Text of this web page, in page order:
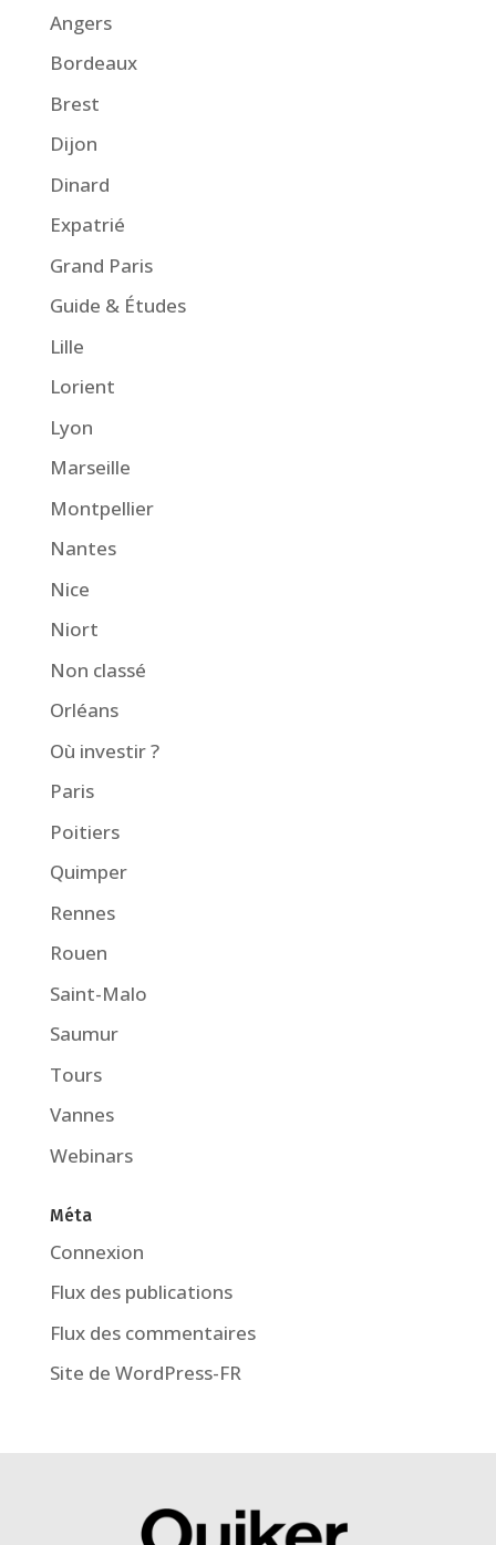
Angers
Bordeaux
Brest
Dijon
Dinard
Expatrié
Grand Paris
Guide & Études
Lille
Lorient
Lyon
Marseille
Montpellier
Nantes
Nice
Niort
Non classé
Orléans
Où investir ?
Paris
Poitiers
Quimper
Rennes
Rouen
Saint-Malo
Saumur
Tours
Vannes
Webinars
Méta
Connexion
Flux des publications
Flux des commentaires
Site de WordPress-FR